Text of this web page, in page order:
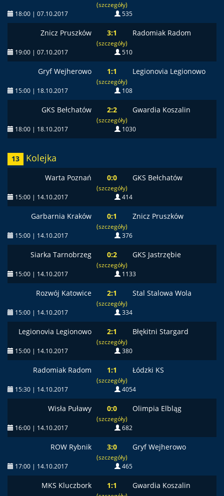
(szczegóły)
18:00 | 07.10.2017 535
Znicz Pruszków 3:1
(szczegóły)
Radomiak Radom
19:00 | 07.10.2017 510
Gryf Wejherowo 1:1
(szczegóły)
Legionovia Legionowo
15:00 | 18.10.2017 108
GKS Bełchatów 2:2
(szczegóły)
Gwardia Koszalin
18:00 | 18.10.2017 1030
13 Kolejka
Warta Poznań 0:0
(szczegóły)
GKS Bełchatów
15:00 | 14.10.2017 414
Garbarnia Kraków 0:1
(szczegóły)
Znicz Pruszków
15:00 | 14.10.2017 376
Siarka Tarnobrzeg 0:2
(szczegóły)
GKS Jastrzębie
15:00 | 14.10.2017 1133
Rozwój Katowice 2:1
(szczegóły)
Stal Stalowa Wola
15:00 | 14.10.2017 334
Legionovia Legionowo 2:1
(szczegóły)
Błękitni Stargard
15:00 | 14.10.2017 380
Radomiak Radom 1:1
(szczegóły)
Łódzki KS
15:30 | 14.10.2017 4054
Wisła Puławy 0:0
(szczegóły)
Olimpia Elbląg
16:00 | 14.10.2017 682
ROW Rybnik 3:0
(szczegóły)
Gryf Wejherowo
17:00 | 14.10.2017 465
MKS Kluczbork 1:1 Gwardia Koszalin